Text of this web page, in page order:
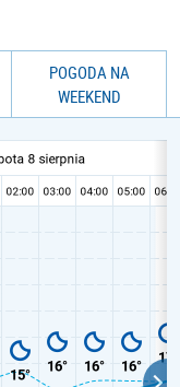
POGODA NA
WEEKEND